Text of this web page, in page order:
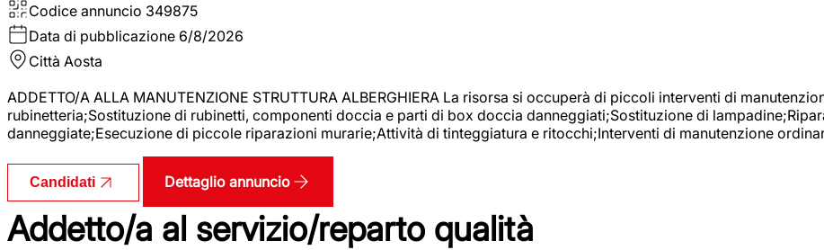
Codice annuncio 349875
Data di pubblicazione 6/8/2026
Città Aosta
ADDETTO/A ALLA MANUTENZIONE STRUTTURA ALBERGHIERA La risorsa si occuperà di piccoli interventi di
rubinetteria;Sostituzione di rubinetti, componenti doccia e parti di box doccia danneggiati;Sostituzione di
danneggiate;Esecuzione di piccole riparazioni murarie;Attività di tinteggiatura e ritocchi;Interventi di manutenzione
Candidati Dettaglio annuncio
Addetto/a al servizio/reparto qualità